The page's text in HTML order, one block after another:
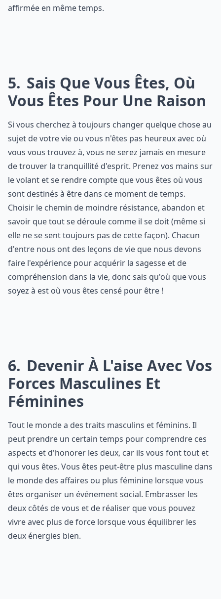
affirmée en même temps.
5 Sais Que Vous Êtes, Où
Vous Êtes Pour Une Raison
Si vous cherchez à toujours changer quelque chose au
sujet de votre vie ou vous n'êtes pas heureux avec où
vous vous trouvez à, vous ne serez jamais en mesure
de trouver la tranquillité d'esprit. Prenez vos mains sur
le volant et se rendre compte que vous êtes où vous
sont destinés à être dans ce moment de temps.
Choisir le chemin de moindre résistance, abandon et
savoir que tout se déroule comme il se doit (même si
elle ne se sent toujours pas de cette façon). Chacun
d'entre nous ont des leçons de vie que nous devons
faire l'expérience pour acquérir la sagesse et de
compréhension dans la vie, donc sais qu'où que vous
soyez à est où vous êtes censé pour être !
6 Devenir À L'aise Avec Vos
Forces Masculines Et
Féminines
Tout le monde a des traits masculins et féminins. Il
peut prendre un certain temps pour comprendre ces
aspects et d'honorer les deux, car ils vous font tout et
qui vous êtes. Vous êtes peut-être plus masculine dans
le monde des affaires ou plus féminine lorsque vous
êtes organiser un événement social. Embrasser les
deux côtés de vous et de réaliser que vous pouvez
vivre avec plus de force lorsque vous équilibrer les
deux énergies bien.